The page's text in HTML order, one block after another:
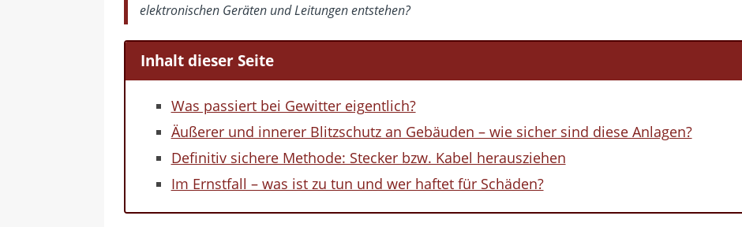
elektronischen Geräten und Leitungen entstehen?
Inhalt dieser Seite
Was passiert bei Gewitter eigentlich?
Äußerer und innerer Blitzschutz an Gebäuden – wie sicher sind diese Anlagen?
Definitiv sichere Methode: Stecker bzw. Kabel herausziehen
Im Ernstfall – was ist zu tun und wer haftet für Schäden?